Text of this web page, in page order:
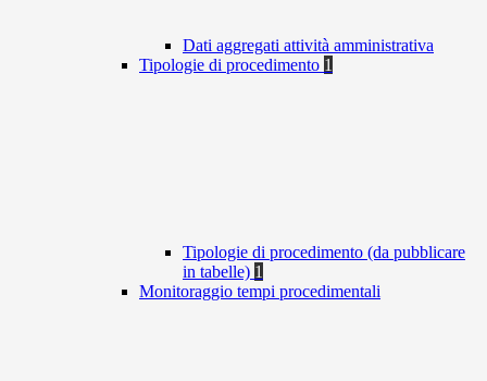
Dati aggregati attività amministrativa
Tipologie di procedimento 1
Tipologie di procedimento (da pubblicare
in tabelle) 1
Monitoraggio tempi procedimentali